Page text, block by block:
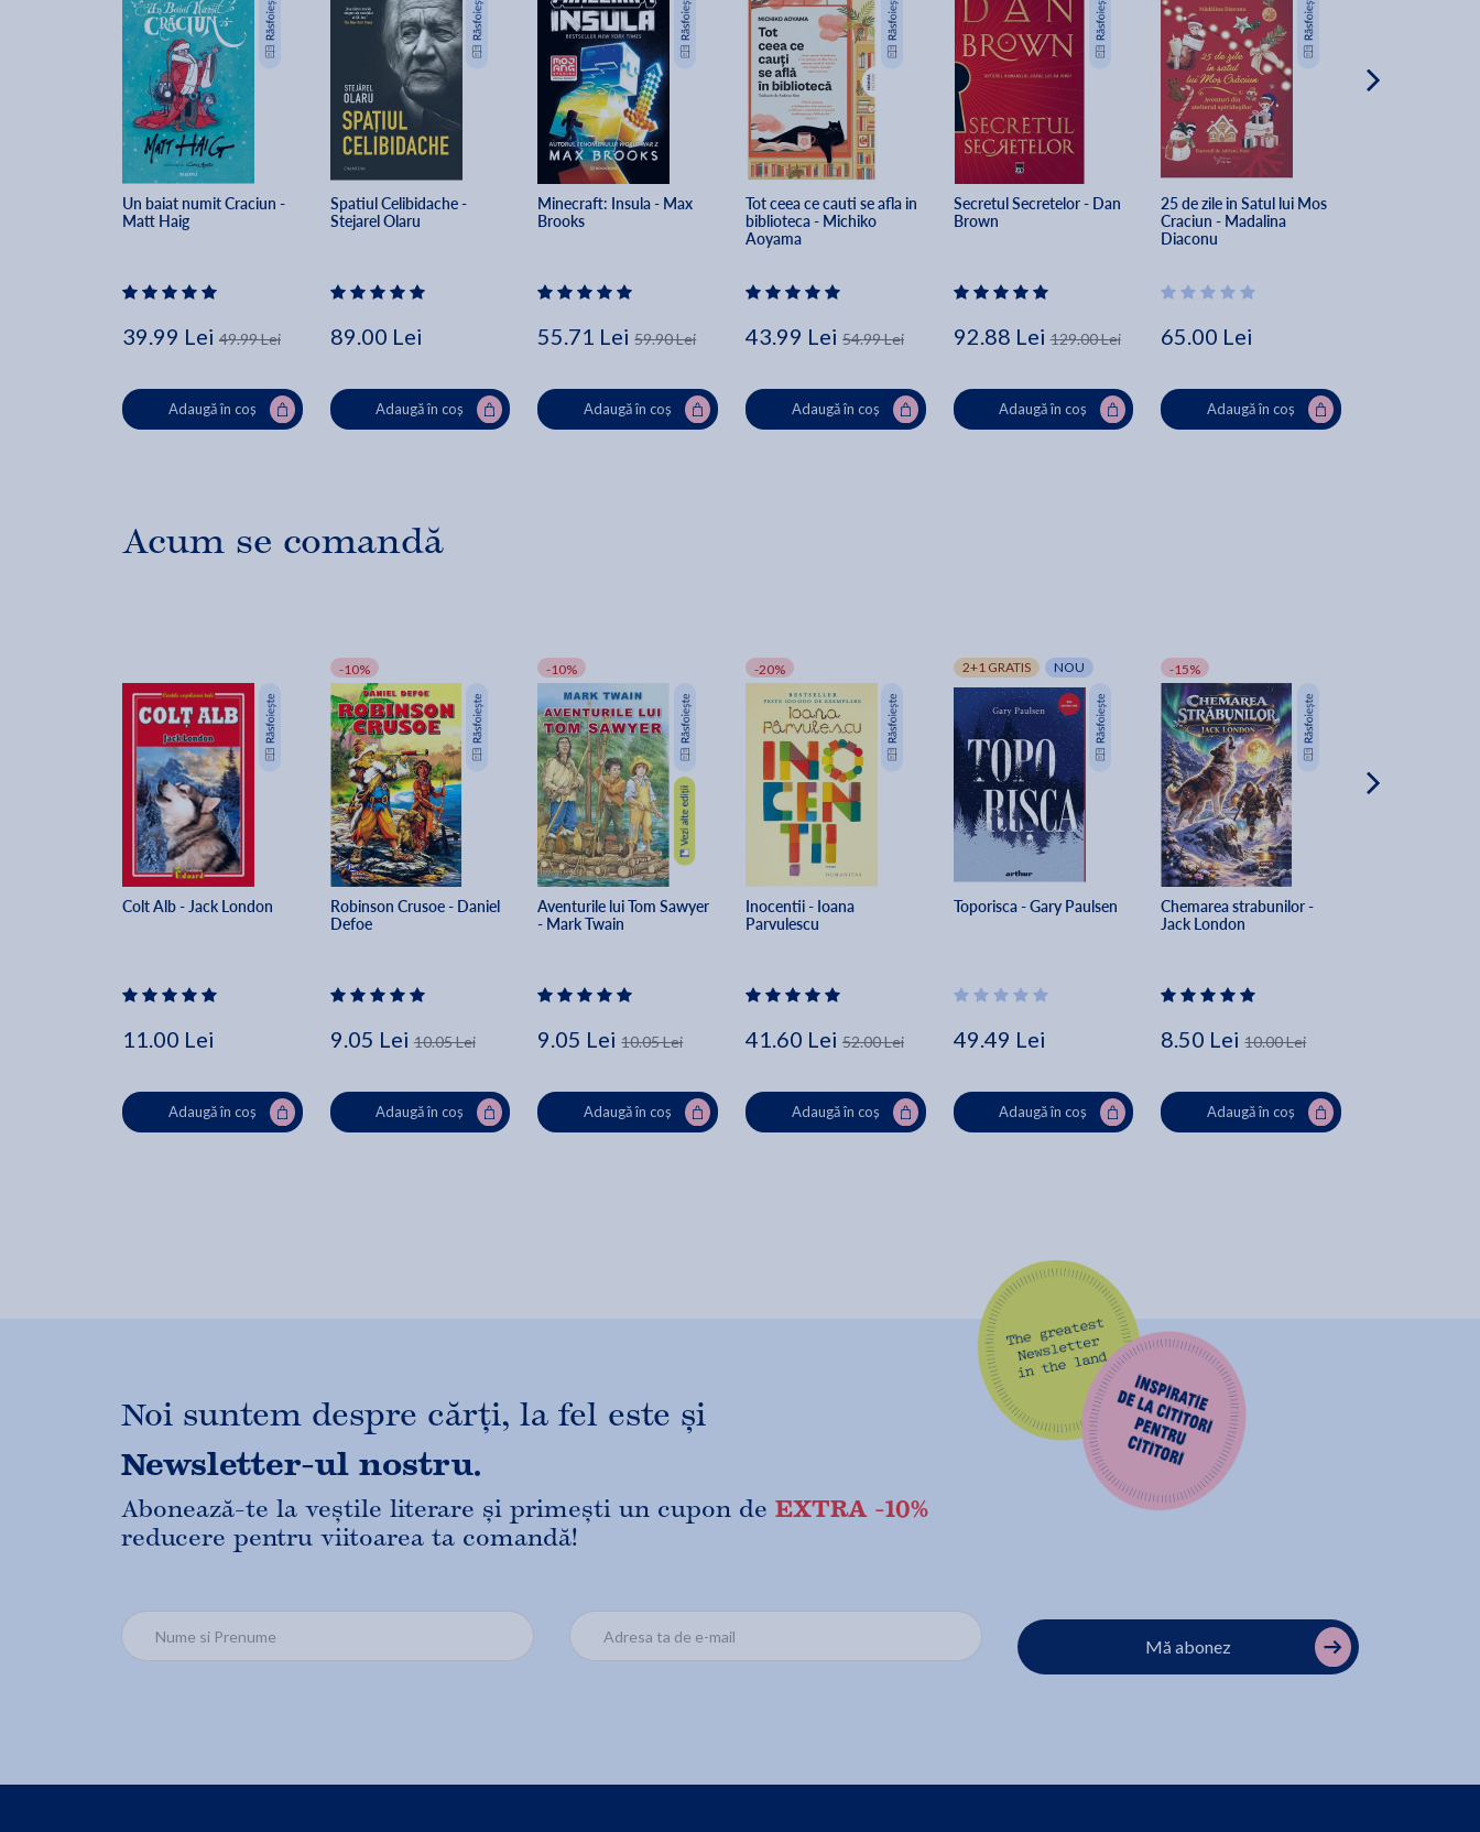
Un baiat numit Craciun -
Matt Haig
39.99 Lei 49.99 Lei
Adaugă în coș
Spatiul Celibidache -
Stejarel Olaru
89.00 Lei
Adaugă în coș
Minecraft: Insula - Max
Brooks
55.71 Lei 59.90 Lei
Adaugă în coș
Tot ceea ce cauti se afla in
biblioteca - Michiko
Aoyama
43.99 Lei 54.99 Lei
Adaugă în coș
Secretul Secretelor - Dan
Brown
92.88 Lei 129.00 Lei
Adaugă în coș
25 de zile in Satul lui Mos
Craciun - Madalina
Diaconu
65.00 Lei
Adaugă în coș
Acum se comandă
Colt Alb - Jack London
11.00 Lei
Adaugă în coș
-10%
Robinson Crusoe - Daniel
Defoe
9.05 Lei 10.05 Lei
Adaugă în coș
-10%
Aventurile lui Tom Sawyer
- Mark Twain
9.05 Lei 10.05 Lei
Adaugă în coș
-20%
Inocentii - Ioana
Parvulescu
41.60 Lei 52.00 Lei
Adaugă în coș
2+1 GRATIS NOU
Toporisca - Gary Paulsen
49.49 Lei
Adaugă în coș
-15%
Chemarea strabunilor -
Jack London
8.50 Lei 10.00 Lei
Adaugă în coș
Noi suntem despre cărți, la fel este și
Newsletter-ul nostru.
Abonează-te la veștile literare și primești un cupon de EXTRA -10%
reducere pentru viitoarea ta comandă!
Mă abonez